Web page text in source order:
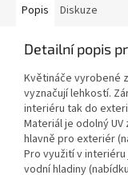
Popis Diskuze
Detailní popis
Květináče vyrobené
vyznačují lehkostí.
interiéru tak do
Materiál je odolný
hlavně pro exteriér
Pro využití v
vodní hladiny